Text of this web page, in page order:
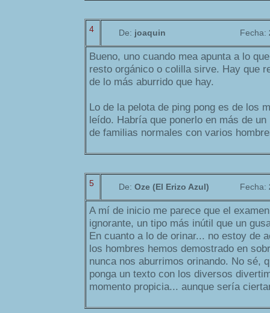
4 De: joaquin Fecha:
Bueno, uno cuando mea apunta a lo
resto orgánico o colilla sirve. Hay que
de lo más aburrido que hay.
Lo de la pelota de ping pong es de los
leído. Habría que ponerlo en más de
de familias normales con varios
5 De: Oze (El Erizo Azul) Fecha:
A mí de inicio me parece que el
ignorante, un tipo más inútil que un
En cuanto a lo de orinar... no estoy de
los hombres hemos demostrado en
nunca nos aburrimos orinando. No sé,
ponga un texto con los diversos
momento propicia... aunque sería